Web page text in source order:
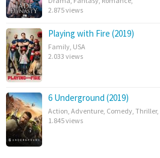
2.875 views
Playing with Fire (2019)
Family USA
2.033 views
6 Underground (2019)
Action Adventure Comedy Thriller,
1.845 views